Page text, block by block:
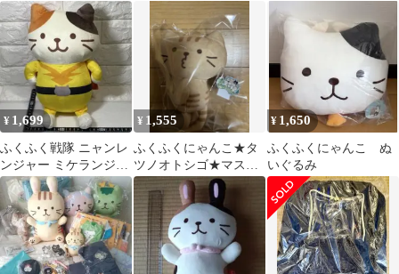
部抜け
グレー 22.5～24.5cm
「Fuku Fuku Nyanko 干
支ミックス福袋 2025」
¥ 1,699
ふくふく戦隊 ニャンレ
ンジャー ミケランジェ
ロ 福袋 BIGぬいぐるみ
［33㎝］
¥ 1,555
ふくふくにゃんこ★タ
ツノオトシゴ★マスコ
ット&ピンバッジ★ハ
ピンズ★HAPiNS
¥ 1,650
ふくふくにゃんこ ぬ
いぐるみ